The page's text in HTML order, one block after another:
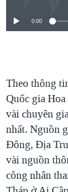
0:00
Theo thông
Quốc gia
vài chuyên
nhất. Nguồn
Đông, Địa
vài nguồn
công nhân